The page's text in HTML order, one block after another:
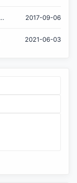
2017-09-06
2021-06-03